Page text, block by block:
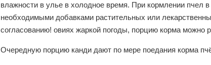
влажности в улье в холодное время. При кормлении пчел
необходимыми добавками растительных или
согласованию! овиях жаркой погоды, порцию корма можно
Очередную порцию канди дают по мере поедания корма